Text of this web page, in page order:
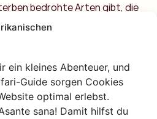
ein kleines Abenteuer, und
Guide sorgen Cookies
optimal erlebst.
sana! Damit hilfst du
bedrohte Arten gibt, die
beziehen? Denke an
Kongo und Ruanda. Für die
in den Schutz des
gewordenen Tiere. Das
in denen vor allem
gefährdet sind und